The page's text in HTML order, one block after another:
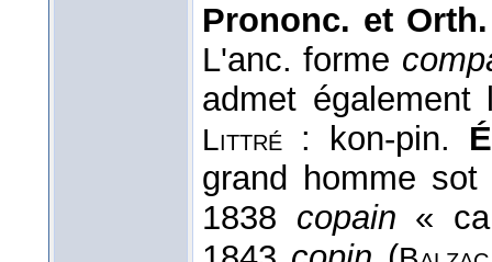
Prononc. et
L'anc. forme
admet
Littré : kon-pin.
grand homme
1838 copain «